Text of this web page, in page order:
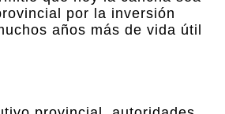
por la inversión
años más de vida útil